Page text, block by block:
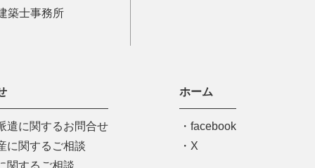
築士事務所
遣に関するお問合せ
に関するご相談
関するご相談
ホーム
facebook
X